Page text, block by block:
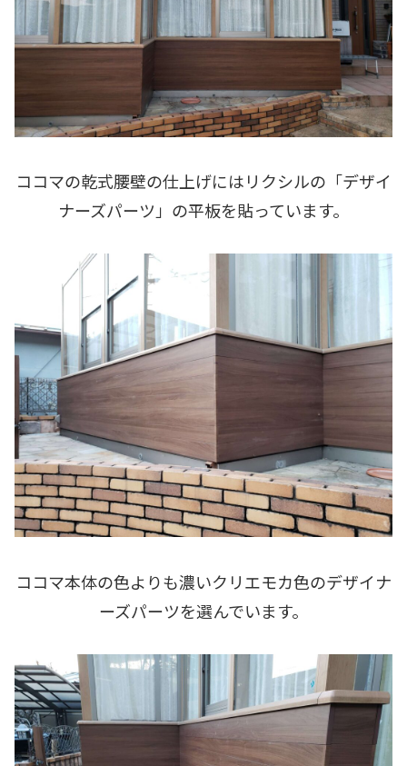
ココマの乾式腰壁の仕上げにはリクシルの「デザイ
ナーズパーツ」の平板を貼っています。
ココマ本体の色よりも濃いクリエモカ色のデザイナ
ーズパーツを選んでいます。